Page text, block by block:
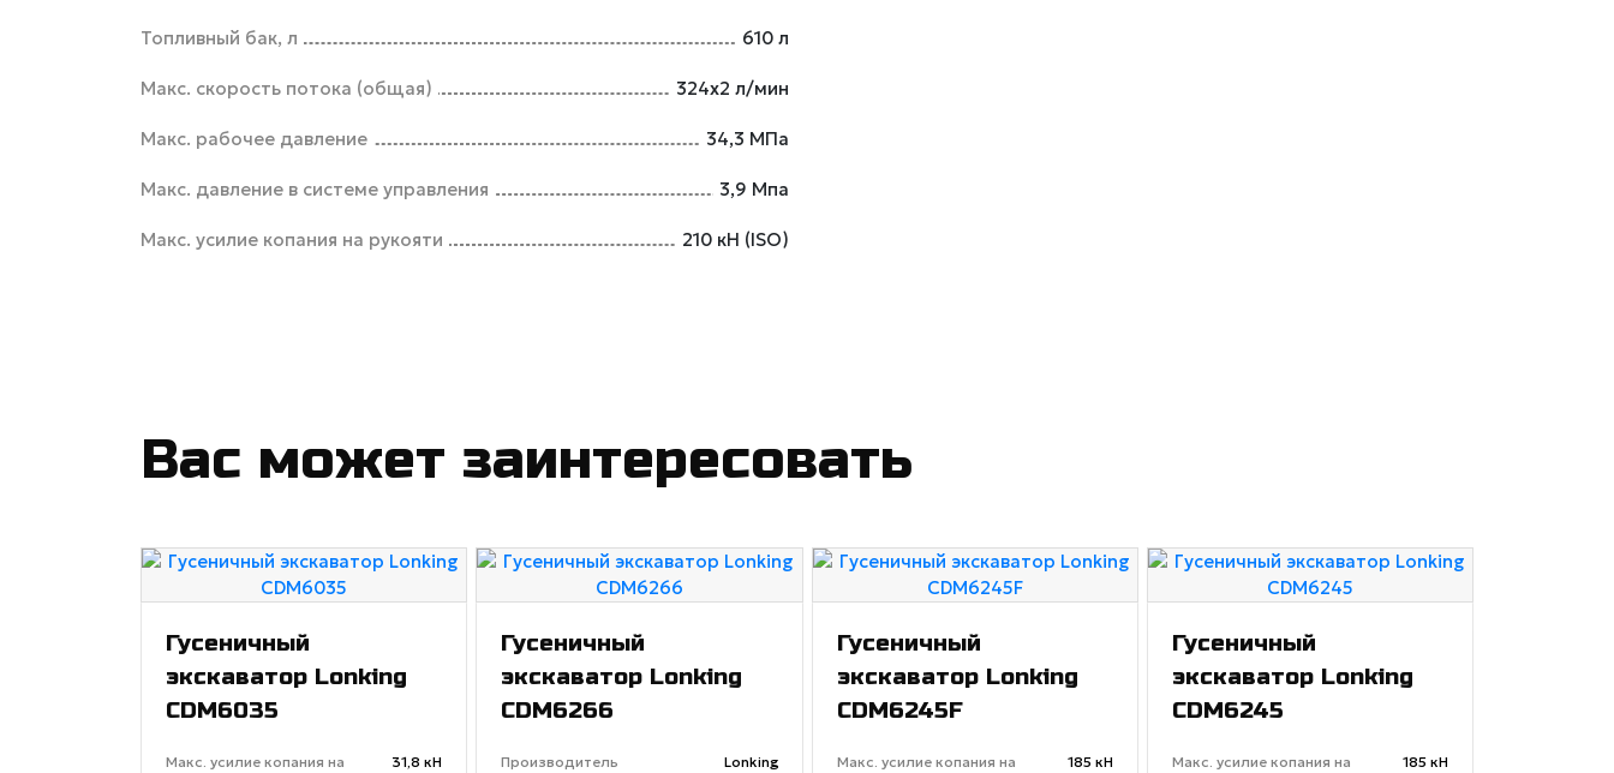
Топливный бак, л 610 л
Макс. скорость потока (общая) 324х2 л/мин
Макс. рабочее давление 34,3 МПа
Макс. давление в системе управления 3,9 Мпа
Макс. усилие копания на рукояти 210 кН (ISO)
Вас может заинтересовать
Гусеничный
экскаватор Lonking
CDM6035
Макс. усилие копания на
31,8 кН
Гусеничный
экскаватор Lonking
CDM6266
Производитель
Lonking
Гусеничный
экскаватор Lonking
CDM6245F
Макс. усилие копания на
185 кН
Гусеничный
экскаватор Lonking
CDM6245
Макс. усилие копания на
185 кН